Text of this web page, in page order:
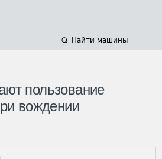
Найти машины
пользование
вождении